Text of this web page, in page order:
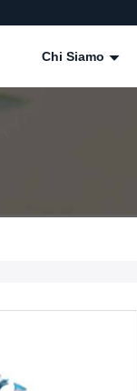
Chi Siamo